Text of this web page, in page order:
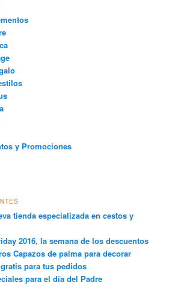
y Promociones
tienda especializada en cestos y
2016, la semana de los descuentos
Capazos de palma para decorar
para tus pedidos
para el día del Padre